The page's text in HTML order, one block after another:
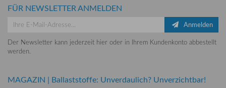
FÜR NEWSLETTER ANMELDEN
Anmelden
Der Newsletter kann jederzeit hier oder in Ihrem Kundenkonto abbestellt
werden.
MAGAZIN | Ballaststoffe: Unverdaulich? Unverzichtbar!